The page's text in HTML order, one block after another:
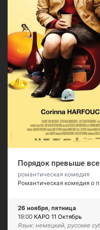
Порядок превыше
романтическая комедия
Романтическая комедия о
26 ноября, пятница
19:00 КАРО 11 Октябрь
Язык: немецкий, русские